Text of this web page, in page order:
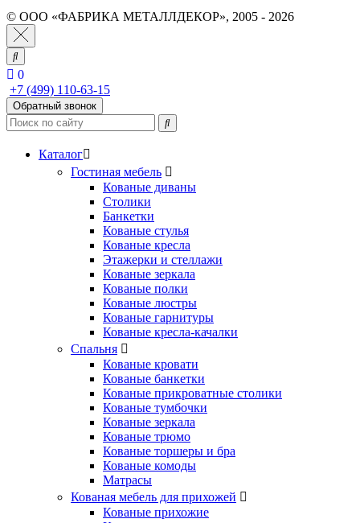
© ООО «ФАБРИКА МЕТАЛЛДЕКОР», 2005 - 2026
0
+7 (499) 110-63-15
Обратный звонок
Каталог
Гостиная мебель
Кованые диваны
Столики
Банкетки
Кованые стулья
Кованые кресла
Этажерки и стеллажи
Кованые зеркала
Кованые полки
Кованые люстры
Кованые гарнитуры
Кованые кресла-качалки
Спальня
Кованые кровати
Кованые банкетки
Кованые прикроватные столики
Кованые тумбочки
Кованые зеркала
Кованые трюмо
Кованые торшеры и бра
Кованые комоды
Матрасы
Кованая мебель для прихожей
Кованые прихожие